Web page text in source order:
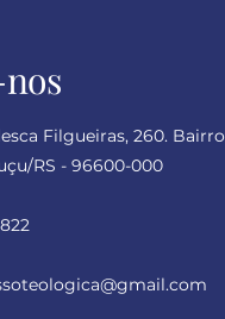
Filgueiras, 260. Bairro
RS - 96600-000
@gmail.com